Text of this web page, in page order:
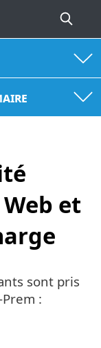
et
sont pris
Prem :